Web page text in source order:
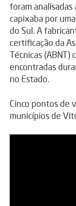
foram analisadas
capixaba por
do Sul. A
certificação da
Técnicas (ABNT)
encontradas
no Estado.
Cinco pontos de
municípios de